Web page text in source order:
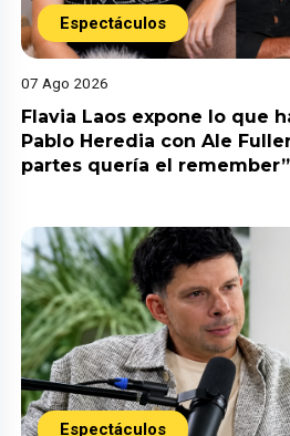
Espectáculos
07 Ago 2026
Flavia Laos expone lo que
Pablo Heredia con Ale
partes quería el remember”
Espectáculos